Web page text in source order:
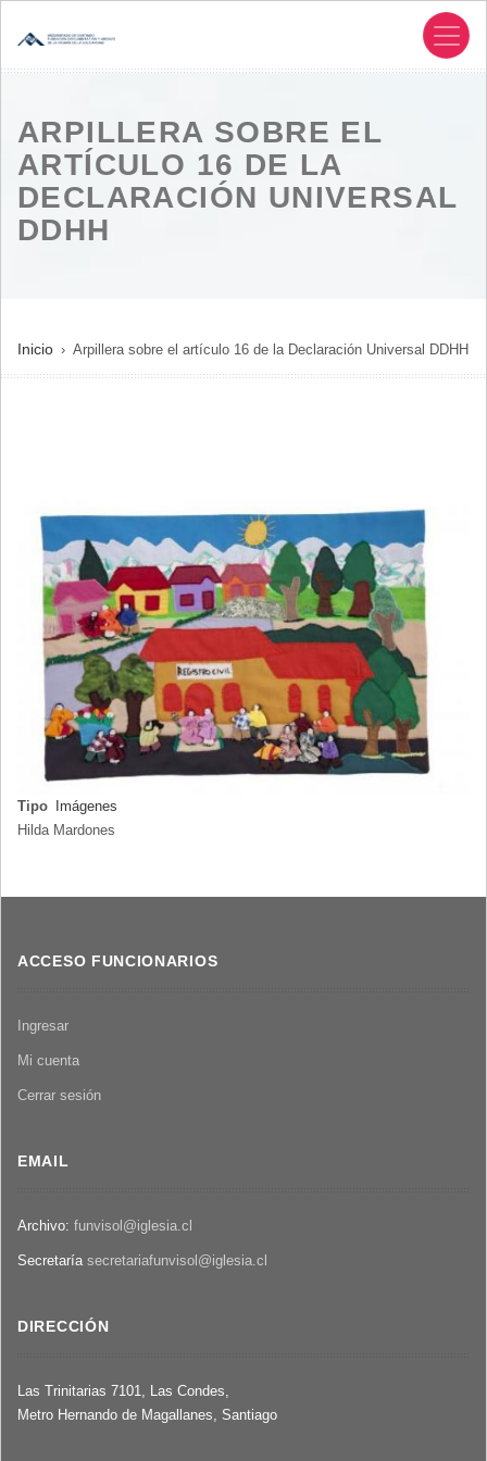
ARPILLERA SOBRE EL
ARTÍCULO 16 DE LA
DECLARACIÓN UNIVERSAL
DDHH
SOBRESCRIBIR
ENLACES
NAVEGACIÓN
Inicio Arpillera sobre el artículo 16 de la Declaración Universal DDHH
Tipo
Imágenes
Hilda Mardones
ACCESO FUNCIONARIOS
Ingresar
Mi cuenta
Cerrar sesión
EMAIL
Archivo: funvisol@iglesia.cl
Secretaría secretariafunvisol@iglesia.cl
DIRECCIÓN
Las Trinitarias 7101, Las Condes,
Metro Hernando de Magallanes, Santiago